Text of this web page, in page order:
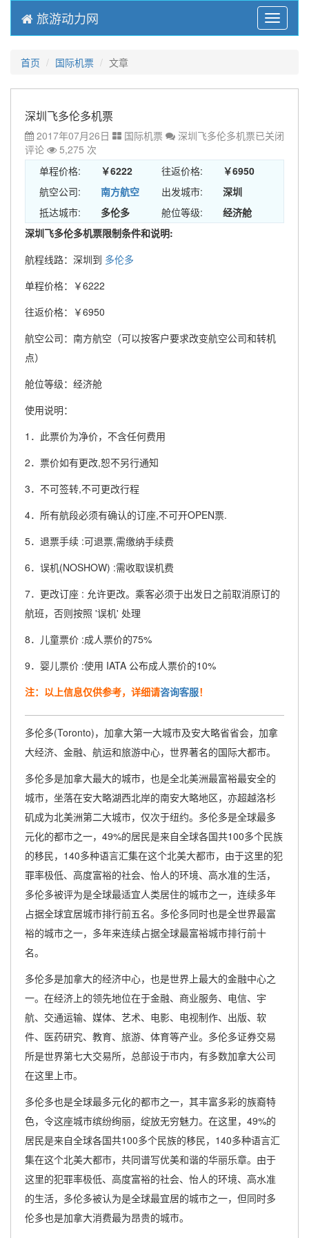
Menu
旅游动力网
首页 国际机票 文章
深圳飞多伦多机票
2017年07月26日 国际机票 深圳飞多伦多机票已关闭
评论
5,275 次
单程价格:
￥6222 往返价格:
￥6950
航空公司:
南方航空 出发城市:
深圳
抵达城市:
多伦多 舱位等级:
经济舱
深圳飞多伦多机票限制条件和说明:
航程线路：深圳到 多伦多
单程价格：￥6222
往返价格：￥6950
航空公司：南方航空（可以按客户要求改变航空公司和转机
点）
舱位等级：经济舱
使用说明：
1．此票价为净价，不含任何费用
2．票价如有更改,恕不另行通知
3．不可签转,不可更改行程
4．所有航段必须有确认的订座,不可开OPEN票.
5．退票手续 :可退票,需缴纳手续费
6．误机(NOSHOW) :需收取误机费
7．更改订座 : 允许更改。乘客必须于出发日之前取消原订的
航班，否则按照 '误机' 处理
8．儿童票价 :成人票价的75%
9．婴儿票价 :使用 IATA 公布成人票价的10%
注：以上信息仅供参考，详细请咨询客服！
多伦多(Toronto)，加拿大第一大城市及安大略省省会，加拿
大经济、金融、航运和旅游中心，世界著名的国际大都市。
多伦多是加拿大最大的城市，也是全北美洲最富裕最安全的
城市，坐落在安大略湖西北岸的南安大略地区，亦超越洛杉
矶成为北美洲第二大城市，仅次于纽约。多伦多是全球最多
元化的都市之一，49%的居民是来自全球各国共100多个民族
的移民，140多种语言汇集在这个北美大都市，由于这里的犯
罪率极低、高度富裕的社会、怡人的环境、高水准的生活，
多伦多被评为是全球最适宜人类居住的城市之一，连续多年
占据全球宜居城市排行前五名。多伦多同时也是全世界最富
裕的城市之一，多年来连续占据全球最富裕城市排行前十
名。
多伦多是加拿大的经济中心，也是世界上最大的金融中心之
一。在经济上的领先地位在于金融、商业服务、电信、宇
航、交通运输、媒体、艺术、电影、电视制作、出版、软
件、医药研究、教育、旅游、体育等产业。多伦多证券交易
所是世界第七大交易所，总部设于市内，有多数加拿大公司
在这里上市。
多伦多也是全球最多元化的都市之一，其丰富多彩的族裔特
色，令这座城市缤纷绚丽，绽放无穷魅力。在这里，49%的
居民是来自全球各国共100多个民族的移民，140多种语言汇
集在这个北美大都市，共同谱写优美和谐的华丽乐章。由于
这里的犯罪率极低、高度富裕的社会、怡人的环境、高水准
的生活，多伦多被认为是全球最宜居的城市之一，但同时多
伦多也是加拿大消费最为昂贵的城市。